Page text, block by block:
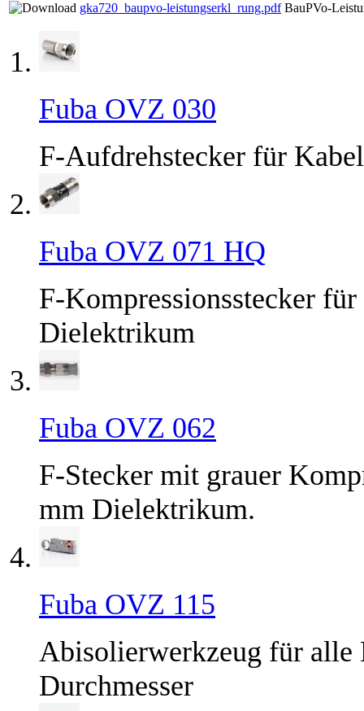
gka720_baupvo-leistungserkl_rung.pdf BauPVo-
Fuba OVZ 030
F-Aufdrehstecker für
Fuba OVZ 071 HQ
F-Kompressionsstecker
Dielektrikum
Fuba OVZ 062
F-Stecker mit grauer
mm Dielektrikum.
Fuba OVZ 115
Abisolierwerkzeug für alle
Durchmesser